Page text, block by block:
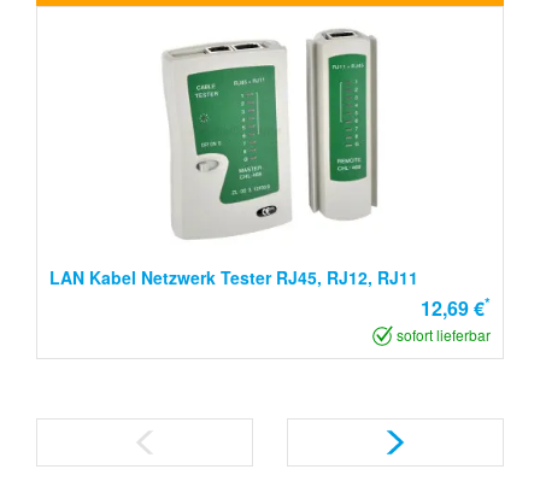
LAN Kabel Netzwerk Tester RJ45, RJ12, RJ11
12,69 €*
sofort lieferbar